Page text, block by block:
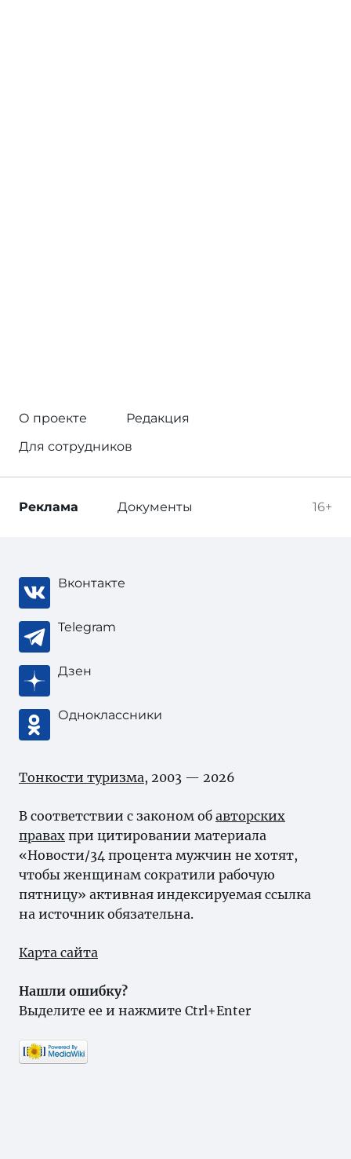
О проекте
Редакция
Для сотрудников
16+
Реклама Документы
Вконтакте
Telegram
Дзен
Одноклассники
Тонкости туризма, 2003 — 2026
В соответствии с законом об авторских
правах при цитировании материала
«Новости/34 процента мужчин не хотят,
чтобы женщинам сократили рабочую
пятницу» активная индексируемая ссылка
на источник обязательна.
Карта сайта
Нашли ошибку?
Выделите ее и нажмите Ctrl+Enter